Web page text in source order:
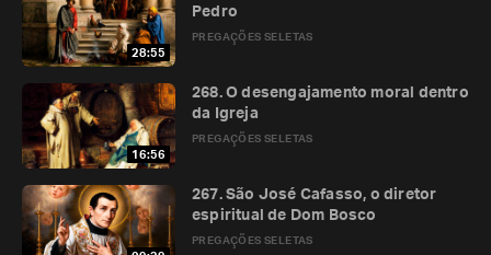
28:55
PREGAÇÕES SELETAS
Pedro
16:56
PREGAÇÕES SELETAS
268. O desengajamento moral dentro
da Igreja
PREGAÇÕES SELETAS
267. São José Cafasso, o diretor
espiritual de Dom Bosco